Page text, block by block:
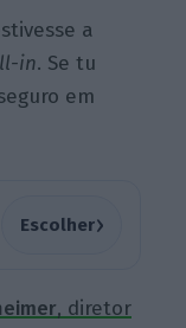
a
in. Se tu
em
Escolher›
, diretor